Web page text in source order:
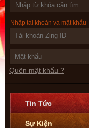
Nhập tài khoản và mật khẩu
Quên mật khẩu ?
Tin Tức
Sự Kiện